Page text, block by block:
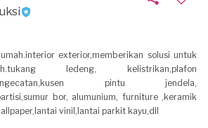
exterior,memberikan solusi untuk
ledeng, kelistrikan,plafon
pintu jendela,
bor, alumunium, furniture ,keramik
vinil,lantai parkit kayu,dll